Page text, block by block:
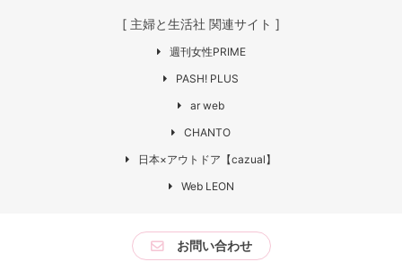
[ 主婦と生活社 関連サイト ]
週刊女性PRIME
PASH! PLUS
ar web
CHANTO
日本×アウトドア【cazual】
Web LEON
お問い合わせ